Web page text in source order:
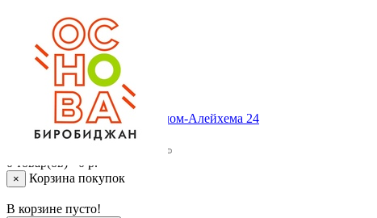
Личный кабинет
Регистрация
Авторизация
Корзина покупок
+ 7 (924) 6409420
г. Биробиджан , ул.Шолом-Алейхема 24
0 товар(ов) - 0 р.
× Корзина покупок
В корзине пусто!